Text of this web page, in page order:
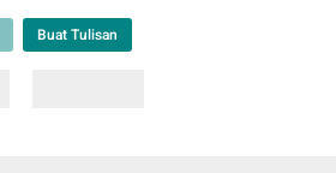
Buat Tulisan